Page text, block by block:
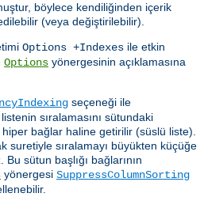
böylece kendiliğinden içerik
(veya değiştirilebilir).
Options +Indexes ile etkin
Options yönergesinin açıklamasına
seçeneği ile
sıralamasını sütundaki
bağlar haline getirilir (süslü liste).
suretiyle sıralamayı büyükten küçüğe
sütun başlığı bağlarının
yönergesi SuppressColumnSorting